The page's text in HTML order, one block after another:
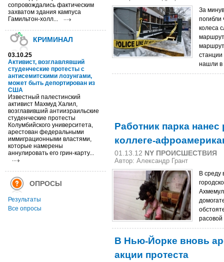
сопровождались фактическим
захватом здания кампуса
Гамильтон-холл...
КРИМИНАЛ
03.10.25
Активист, возглавлявший
студенческие протесты с
антисемитскими лозунгами,
может быть депортирован из
США
Известный палестинский
активист Махмуд Халил,
возглавивший антиизраильские
студенческие протесты
Колумбийского университета,
арестован федеральными
иммиграционными властями,
которые намерены
аннулировать его грин-карту...
ОПРОСЫ
Результаты
Все опросы
За
колеса
станции
нашли в
Работник парка
коллеге-
01.13.12 NY ПРОИСШЕСТВИЯ
Автор: Александр Грант
В среду
В Нью-Йорке вновь
акции протеста